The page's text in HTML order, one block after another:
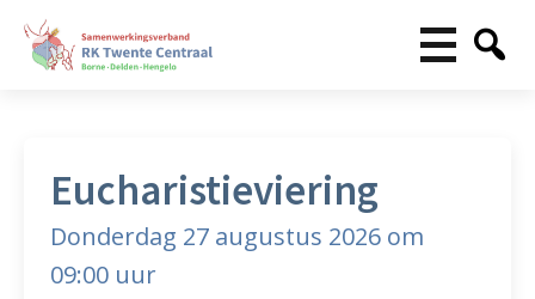
Eucharistieviering
Donderdag 27 augustus 2026 om
09:00 uur